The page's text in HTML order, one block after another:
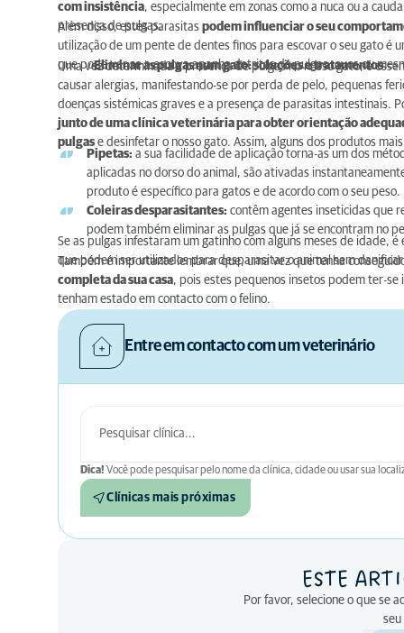
com insistência, especialmente em zonas como a nuca ou a
presença de pulgas.
Além disso, estes parasitas podem influenciar o seu
utilização de um pente de dentes finos para escovar o seu gato é
que pode ver se a escova apanha detritos de pulgas, ovos ou
Eliminar as pulgas num gato: soluções e tratamentos
Uma vez determinada a presença de pulgas no nosso gato, é
causar alergias, manifestando-se por perda de pelo, pequenas
doenças sistémicas graves e a presença de parasitas intestinais.
junto de uma clínica veterinária para obter orientação
pulgas e desinfetar o nosso gato. Assim, alguns dos produtos
Pipetas: a sua facilidade de aplicação torna-as um dos
aplicadas no dorso do animal, são ativadas
produto é específico para gatos e de acordo com o seu peso.
Coleiras desparasitantes: contêm agentes inseticidas que
podem também eliminar as pulgas que já se encontram no
Se as pulgas infestaram um gatinho com alguns meses de idade,
que podem ser utilizados para desparasitar o animal sem
Também é importante lembrar que, uma vez que tenha
completa da sua casa, pois estes pequenos insetos podem ter-
tenham estado em contacto com o felino.
Entre em contacto com um veterinário
Dica! Você pode pesquisar pelo nome da clínica, cidade ou usar sua
Clínicas mais próximas
ESTE
Por favor, selecione o que se